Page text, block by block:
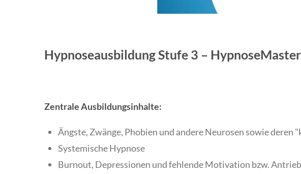
Hypnoseausbildung Stufe 3 –
Zentrale Ausbildungsinhalte:
Ängste, Zwänge, Phobien und andere Neurosen sowie deren
Systemische Hypnose
Burnout, Depressionen und fehlende Motivation bzw.